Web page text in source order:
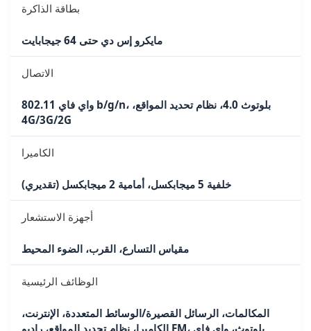
بطاقة الذاكرة
مايكرو إس دي حتى 64 جيجابايت
الاتصال
واي فاي 802.11 b/g/n، بلوتوث 4.0، نظام تحديد المواقع،
4G/3G/2G
الكاميرا
خلفية 5 ميجابكسل، أمامية 2 ميجابكسل (تقديري)
أجهزة الاستشعار
مقياس التسارع، القرب، الضوء المحيط
الوظائف الرئيسية
المكالمات، الرسائل القصيرة/الوسائط المتعددة، الإنترنت،